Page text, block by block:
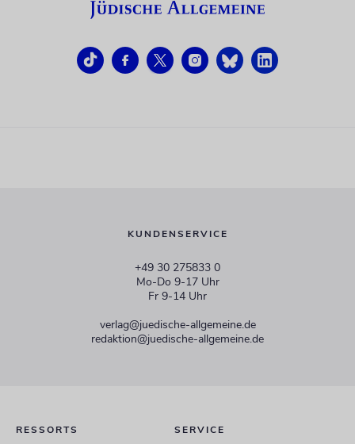
KUNDENSERVICE
+49 30 275833 0
Mo-Do 9-17 Uhr
Fr 9-14 Uhr
verlag@juedische-allgemeine.de
redaktion@juedische-allgemeine.de
RESSORTS SERVICE